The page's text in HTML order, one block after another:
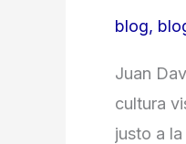
blog,
Juan
cultura
justo a